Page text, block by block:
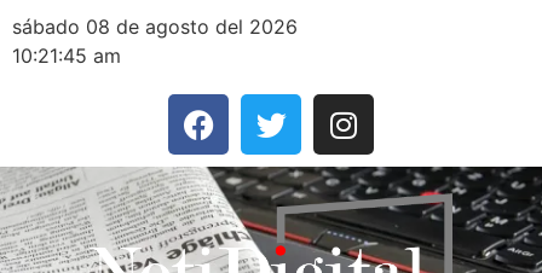
sábado 08 de agosto del 2026
10:21:45 am